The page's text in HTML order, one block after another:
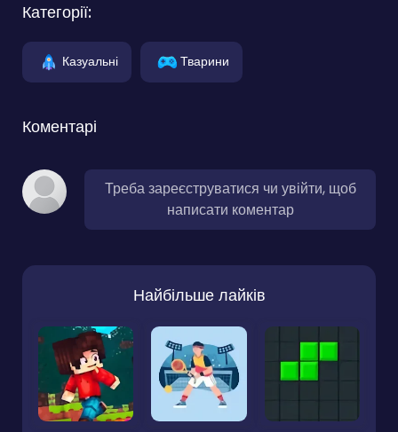
Категорії:
Казуальні Тварини
Коментарі
Треба зареєструватися чи увійти, щоб
написати коментар
Найбільше лайків